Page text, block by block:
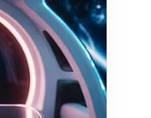
Julbord